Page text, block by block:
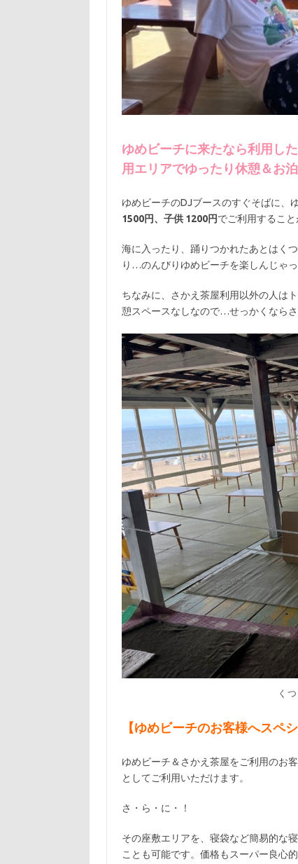
ゆめビーチに来たなら利用し
用エリアでゆったり休憩＆お
ゆめビーチのDJブースのすぐそばに、
1500円、子供 1200円でご利用すること
海に入ったり、踊りつかれたあとはく
り…のんびりゆめビーチを楽しんじゃっ
ちなみに、さかえ茶屋利用以外の人は
憩スペースなしなので…せっかくなら
く
【ゆめビーチのお客様へスペ
ゆめビーチ＆さかえ茶屋をご利用のお
としてご利用いただけます。
さ・ら・に・！
その座敷エリアを、寝袋など簡易的な
ことも可能です。価格もスーパー良心